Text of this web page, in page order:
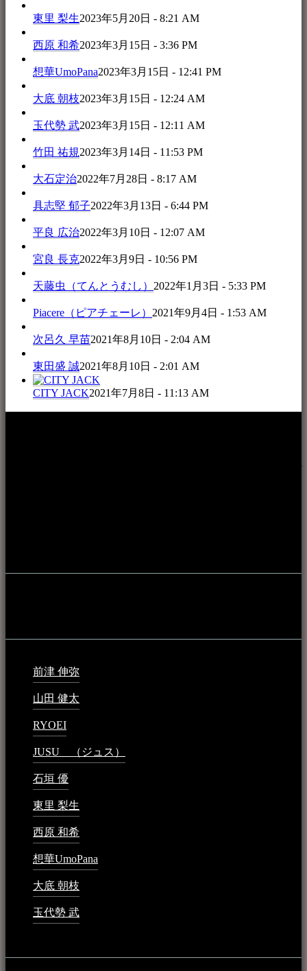
東里 梨生2023年5月20日 - 8:21 AM
西原 和希2023年3月15日 - 3:36 PM
想華UmoPana2023年3月15日 - 12:41 PM
大底 朝枝2023年3月15日 - 12:24 AM
玉代勢 武2023年3月15日 - 12:11 AM
竹田 祐規2023年3月14日 - 11:53 PM
大石定治2022年7月28日 - 8:17 AM
具志堅 郁子2022年3月13日 - 6:44 PM
平良 広治2022年3月10日 - 12:07 AM
宮良 長克2022年3月9日 - 10:56 PM
天藤虫（てんとうむし） 2022年1月3日 - 5:33 PM
Piacere（ピアチェーレ） 2021年9月4日 - 1:53 AM
次呂久 早苗2021年8月10日 - 2:04 AM
東田盛 誠2021年8月10日 - 2:01 AM
CITY JACK2021年7月8日 - 11:13 AM
前津 伸弥
山田 健太
RYOEI
JUSU （ジュス）
石垣 優
東里 梨生
西原 和希
想華UmoPana
大底 朝枝
玉代勢 武